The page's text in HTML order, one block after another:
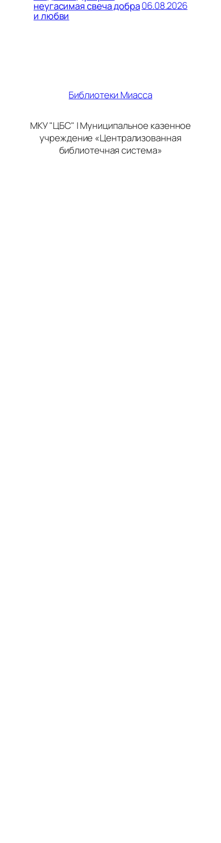
неугасимая свеча добра
и любви
06.08.2026
Библиотеки Миасса
МКУ "ЦБС" | Муниципальное казенное
учреждение «Централизованная
библиотечная система»